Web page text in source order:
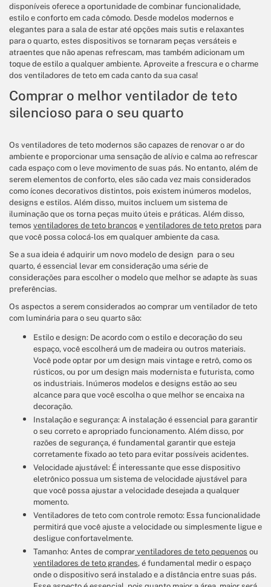
disponíveis oferece a oportunidade de combinar funcionalidade,
estilo e conforto em cada cômodo. Desde modelos modernos e
elegantes para a sala de estar até opções mais sutis e relaxantes
para o quarto, estes dispositivos se tornaram peças versáteis e
atraentes que não apenas refrescam, mas também adicionam um
toque de estilo a qualquer ambiente. Aproveite a frescura e o charme
dos ventiladores de teto em cada canto da sua casa!
Comprar o melhor ventilador de teto
silencioso para o seu quarto
Os ventiladores de teto modernos são capazes de renovar o ar do
ambiente e proporcionar uma sensação de alívio e calma ao refrescar
cada espaço com o leve movimento de suas pás. No entanto, além de
serem elementos de conforto, eles são cada vez mais considerados
como ícones decorativos distintos, pois existem inúmeros modelos,
designs e estilos. Além disso, muitos incluem um sistema de
iluminação que os torna peças muito úteis e práticas. Além disso,
temos ventiladores de teto brancos e ventiladores de teto pretos para
que você possa colocá-los em qualquer ambiente da casa.
Se a sua ideia é adquirir um novo modelo de design para o seu
quarto, é essencial levar em consideração uma série de
considerações para escolher o modelo que melhor se adapte às suas
preferências.
Os aspectos a serem considerados ao comprar um ventilador de teto
com luminária para o seu quarto são:
Estilo e design: De acordo com o estilo e decoração do seu
espaço, você escolherá um de madeira ou outros materiais.
Você pode optar por um design mais vintage e retrô, como os
rústicos, ou por um design mais modernista e futurista, como
os industriais. Inúmeros modelos e designs estão ao seu
alcance para que você escolha o que melhor se encaixa na
decoração.
Instalação e segurança: A instalação é essencial para garantir
o seu correto e apropriado funcionamento. Além disso, por
razões de segurança, é fundamental garantir que esteja
corretamente fixado ao teto para evitar possíveis acidentes.
Velocidade ajustável: É interessante que esse dispositivo
eletrônico possua um sistema de velocidade ajustável para
que você possa ajustar a velocidade desejada a qualquer
momento.
Ventiladores de teto com controle remoto: Essa funcionalidade
permitirá que você ajuste a velocidade ou simplesmente ligue e
desligue confortavelmente.
Tamanho: Antes de comprar ventiladores de teto pequenos ou
ventiladores de teto grandes, é fundamental medir o espaço
onde o dispositivo será instalado e a distância entre suas pás.